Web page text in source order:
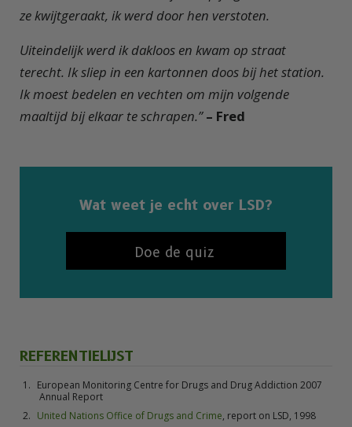
ze kwijtgeraakt, ik werd door hen verstoten.
Uiteindelijk werd ik dakloos en kwam op straat
terecht. Ik sliep in een kartonnen doos bij het station.
Ik moest bedelen en vechten om mijn volgende
maaltijd bij elkaar te schrapen.”– Fred
Wat weet je echt over LSD?
Doe de quiz
REFERENTIELIJST
European Monitoring Centre for Drugs and Drug Addiction 2007
Annual Report
United Nations Office of Drugs and Crime, report on LSD, 1998